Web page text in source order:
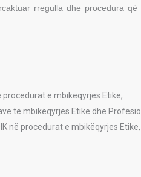
rregulla dhe procedura
e mbikëqyrjes Etike,
të mbikëqyrjes Etike dhe
në procedurat e mbikëqyrjes Etike,